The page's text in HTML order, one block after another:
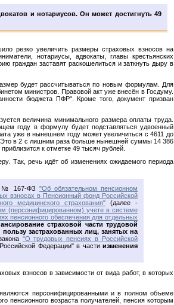
и нотариусов. Он может достигнуть 49
резко увеличить размеры страховых взносов на
нотариусы, адвокаты, главы крестьянских
граждан заставят раскошелиться и заткнуть дыру в
будет рассчитываться по новым формулам. Для
министров. Правовой акт уже внесён в Госдуму.
бюджета ПФР". Кроме того, документ призван
величина минимального размера оплаты труда.
году в формулу будет подставляться удвоенный
уже в нынешнем году может увеличиться с 4611 до
Это в 2 с лишним раза больше нынешней суммы 14 386
к отметке 49 тысяч рублей.
Так, речь идёт об изменениях ожидаемого периода
№ 167-ФЗ "Об обязательном пенсионном
взносах в Пенсионный фонд Российской
медицинского страхования"(далее -
(персонифицированном) учете в системе
пенсионного обеспечения для отдельных
страховой части трудовой
застрахованных лиц, занятых на
"О трудовых пенсиях в Российской
Федерации" в части изменения
взносов в зависимости от вида работ, в которых
персонифицированными и в полном объеме
пенсионного возраста получателей, пенсия которым